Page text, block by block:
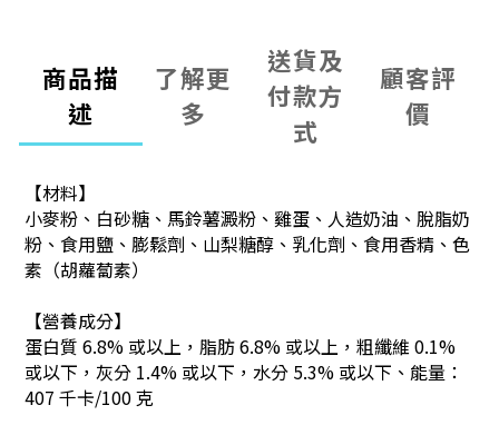
商品描
述
了解更
多
送貨及
付款方
式
顧客評
價
【材料】
小麥粉、白砂糖、馬鈴薯澱粉、雞蛋、人造奶油、脫脂奶
粉、食用鹽、膨鬆劑、山梨糖醇、乳化劑、食用香精、色
素（胡蘿蔔素）
【營養成分】
蛋白質 6.8% 或以上，脂肪 6.8% 或以上，粗纖維 0.1%
或以下，灰分 1.4% 或以下，水分 5.3% 或以下、 能量：
407 千卡/100 克